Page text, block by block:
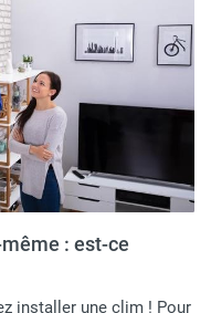
: est-ce
installer une clim ! Pour